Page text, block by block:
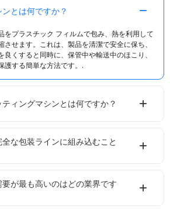
とは何ですか？
をプラスチック フィルムで包み、熱を利用して
せます。これは、製品を清潔で安全に保ち、
くすると同時に、保管中や輸送中のほこり、
護する簡単な方法です。.
ィングマシンとは何ですか？
な包装ラインに組み込むこと
が最も高いのはどの業界です